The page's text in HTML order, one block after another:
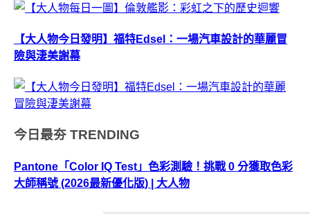
【大人物今日發明】福特Edsel：一場汽車設計的華麗冒
險與淒美謝幕
今日最夯 TRENDING
Pantone「Color IQ Test」色彩測驗！挑戰 0 分獲取色彩
大師稱號 (2026最新優化版) | 大人物